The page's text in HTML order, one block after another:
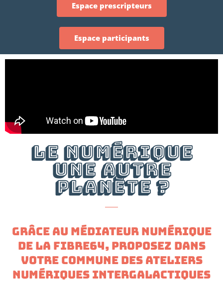
Espace prescripteurs
Espace participants
Le numérique
une autre
planète ?
GRÂCE AU MÉDIATEUR NUMÉRIQUE
DE LA FIBRE64, PROPOSEZ DANS
VOTRE COMMUNE DES ATELIERS
NUMÉRIQUES INTERGALACTIQUES